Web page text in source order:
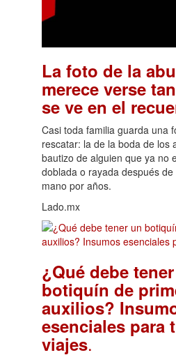
La foto de la
merece verse
se ve en el
Casi toda familia guarda una
rescatar: la de la boda de los
bautizo de alguien que ya no
doblada o rayada después
mano por años.
Lado.mx
¿Qué debe
botiquín de
auxilios?
esenciales para
viajes.